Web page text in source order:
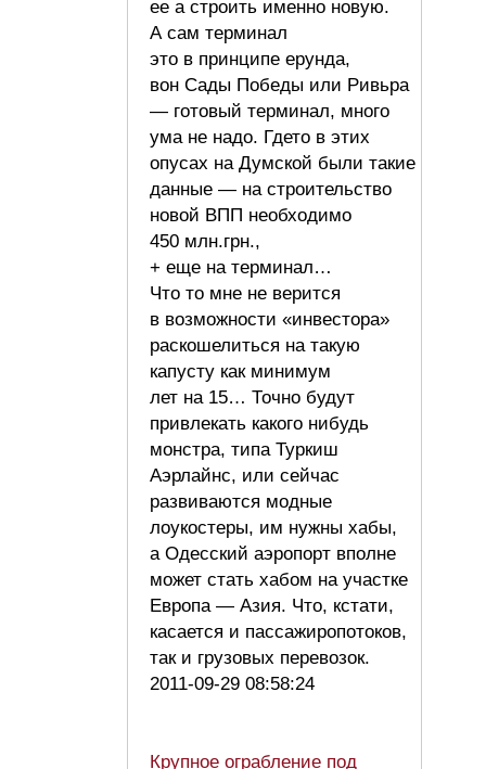
ее а строить именно новую.
А сам терминал
это в принципе ерунда,
вон Сады Победы или Ривьра
— готовый терминал, много
ума не надо. Гдето в этих
опусах на Думской были такие
данные — на строительство
новой ВПП необходимо
450 млн.грн.,
+ еще на терминал…
Что то мне не верится
в возможности «инвестора»
раскошелиться на такую
капусту как минимум
лет на 15… Точно будут
привлекать какого нибудь
монстра, типа Туркиш
Аэрлайнс, или сейчас
развиваются модные
лоукостеры, им нужны хабы,
а Одесский аэропорт вполне
может стать хабом на участке
Европа — Азия. Что, кстати,
касается и пассажиропотоков,
так и грузовых перевозок.
2011-09-29 08:58:24
Крупное ограбление под